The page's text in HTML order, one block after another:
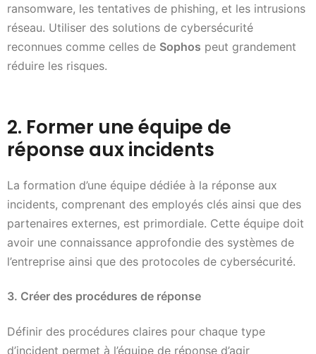
ransomware, les tentatives de phishing, et les intrusions
réseau. Utiliser des solutions de cybersécurité
reconnues comme celles de Sophos peut grandement
réduire les risques.
2. Former une équipe de
réponse aux incidents
La formation d’une équipe dédiée à la réponse aux
incidents, comprenant des employés clés ainsi que des
partenaires externes, est primordiale. Cette équipe doit
avoir une connaissance approfondie des systèmes de
l’entreprise ainsi que des protocoles de cybersécurité.
3. Créer des procédures de réponse
Définir des procédures claires pour chaque type
d’incident permet à l’équipe de réponse d’agir